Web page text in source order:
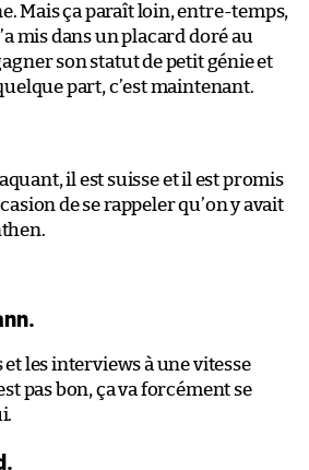
Mais ça paraît loin, entre-temps,
mis dans un placard doré au
son statut de petit génie et
part, c’est maintenant.
il est suisse et il est promis
de se rappeler qu’on y avait
les interviews à une vitesse
pas bon, ça va forcément se